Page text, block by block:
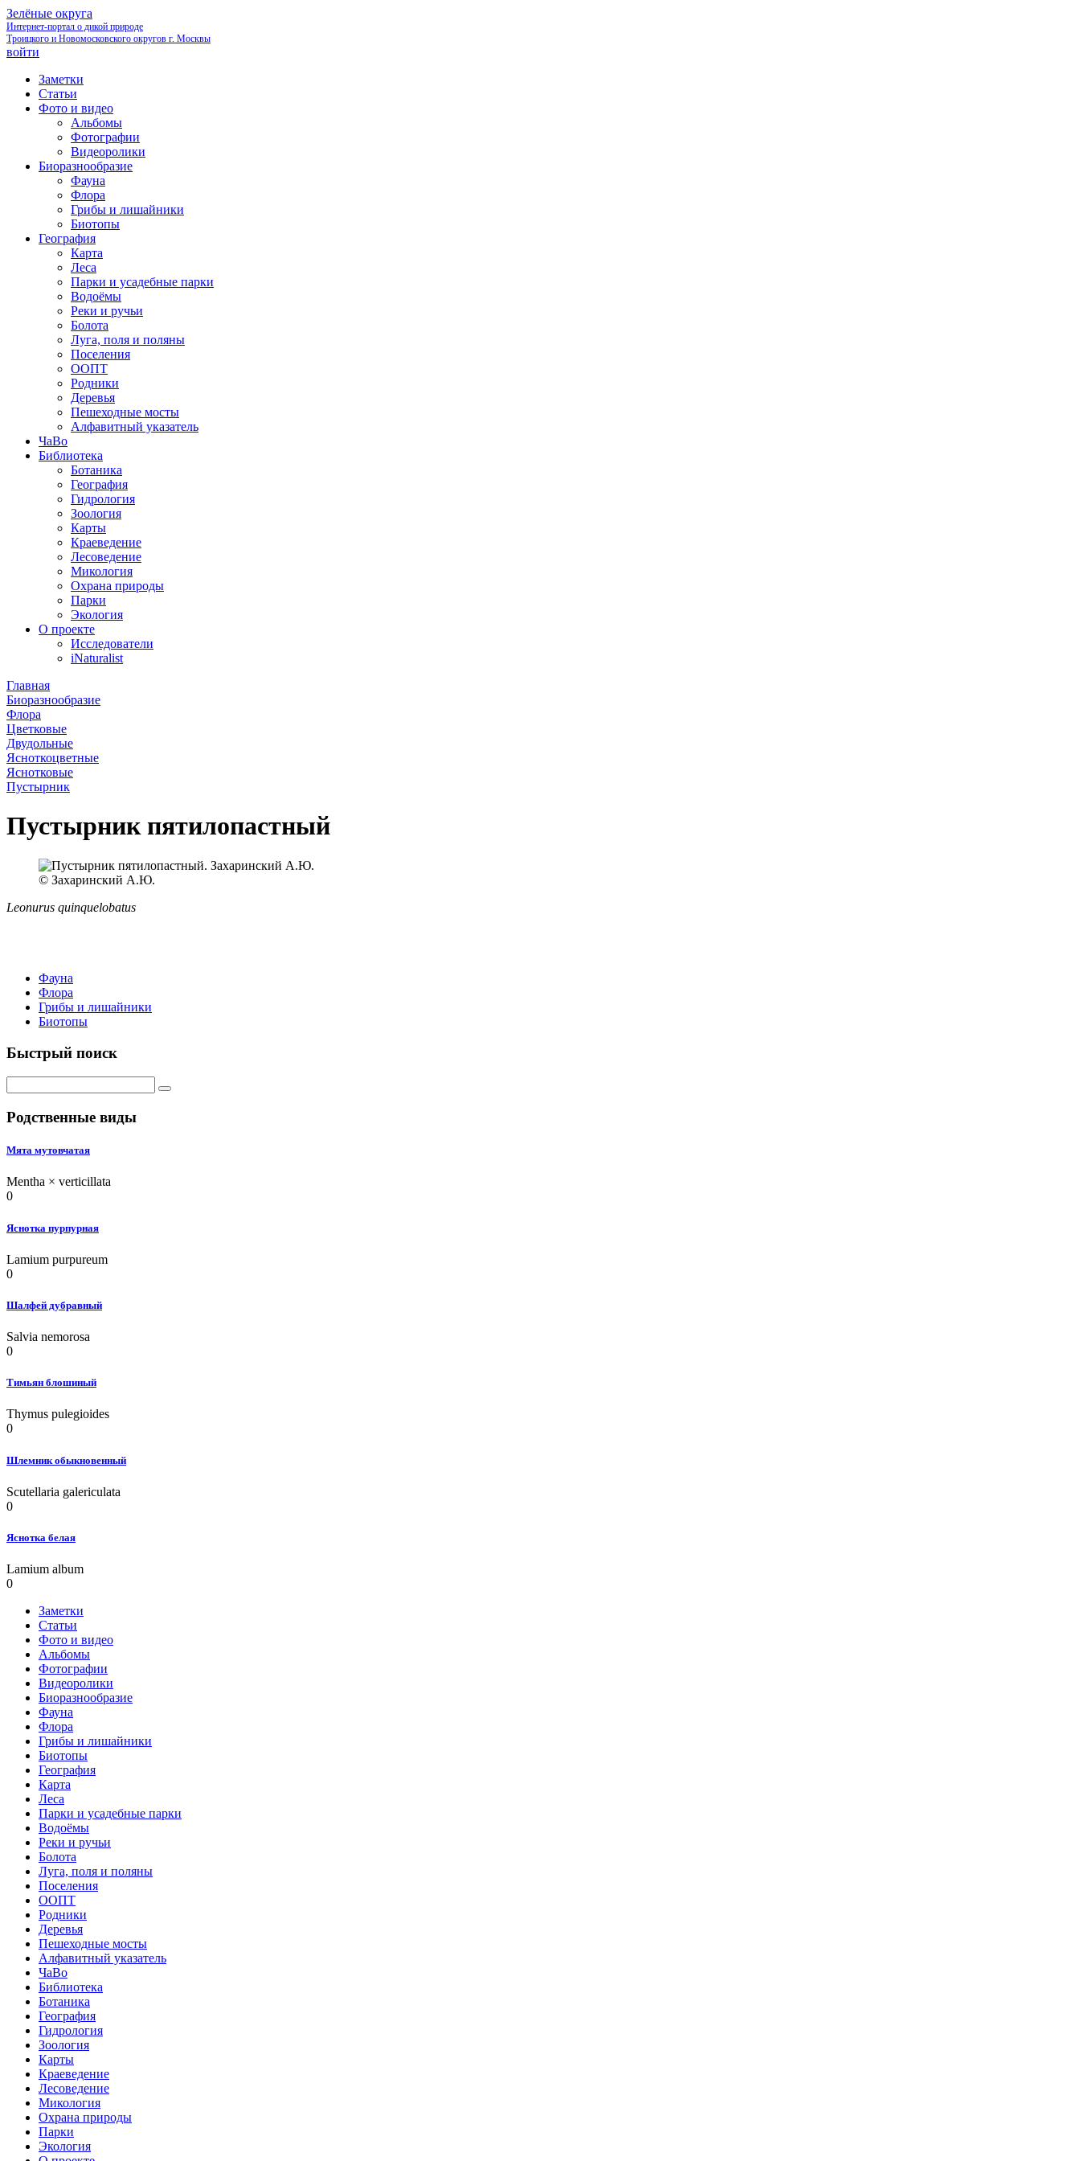
Зелёные округа
Интернет-портал о дикой природе
Троицкого и Новомосковского округов г. Москвы
войти
Заметки
Статьи
Фото и видео
Альбомы
Фотографии
Видеоролики
Биоразнообразие
Фауна
Флора
Грибы и лишайники
Биотопы
География
Карта
Леса
Парки и усадебные парки
Водоёмы
Реки и ручьи
Болота
Луга, поля и поляны
Поселения
ООПТ
Родники
Деревья
Пешеходные мосты
Алфавитный указатель
ЧаВо
Библиотека
Ботаника
География
Гидрология
Зоология
Карты
Краеведение
Лесоведение
Микология
Охрана природы
Парки
Экология
О проекте
Исследователи
iNaturalist
Главная
Биоразнообразие
Флора
Цветковые
Двудольные
Ясноткоцветные
Яснотковые
Пустырник
Пустырник пятилопастный
© Захаринский А.Ю.
Leonurus quinquelobatus
Фауна
Флора
Грибы и лишайники
Биотопы
Быстрый поиск
Родственные виды
Мята мутовчатая
Mentha × verticillata
0
Яснотка пурпурная
Lamium purpureum
0
Шалфей дубравный
Salvia nemorosa
0
Тимьян блошиный
Thymus pulegioides
0
Шлемник обыкновенный
Scutellaria galericulata
0
Яснотка белая
Lamium album
0
Заметки
Статьи
Фото и видео
Альбомы
Фотографии
Видеоролики
Биоразнообразие
Фауна
Флора
Грибы и лишайники
Биотопы
География
Карта
Леса
Парки и усадебные парки
Водоёмы
Реки и ручьи
Болота
Луга, поля и поляны
Поселения
ООПТ
Родники
Деревья
Пешеходные мосты
Алфавитный указатель
ЧаВо
Библиотека
Ботаника
География
Гидрология
Зоология
Карты
Краеведение
Лесоведение
Микология
Охрана природы
Парки
Экология